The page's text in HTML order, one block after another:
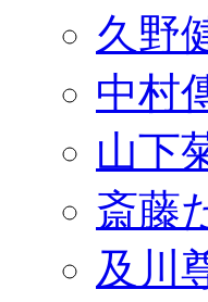
久野
中村
山下
斎藤
及川